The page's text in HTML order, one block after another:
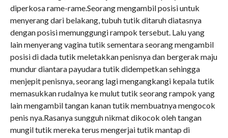
diperkosa rame-rame.Seorang mengambil posisi untuk
menyerang dari belakang, tubuh tutik ditaruh diatasnya
dengan posisi memunggungi rampok tersebut. Lalu yang
lain menyerang vagina tutik sementara seorang mengambil
posisi di dada tutik meletakkan penisnya dan bergerak maju
mundur diantara payudara tutik didempetkan sehingga
menjepit penisnya, seorang lagi mengangkangi kepala tutik
memasukkan rudalnya ke mulut tutik seorang rampok yang
lain mengambil tangan kanan tutik membuatnya mengocok
penis nya.Rasanya sungguh nikmat dikocok oleh tangan
mungil tutik mereka terus mengerjai tutik mantap di